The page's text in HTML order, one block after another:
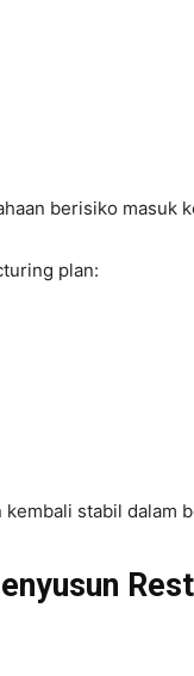
berisiko masuk
plan:
stabil dalam